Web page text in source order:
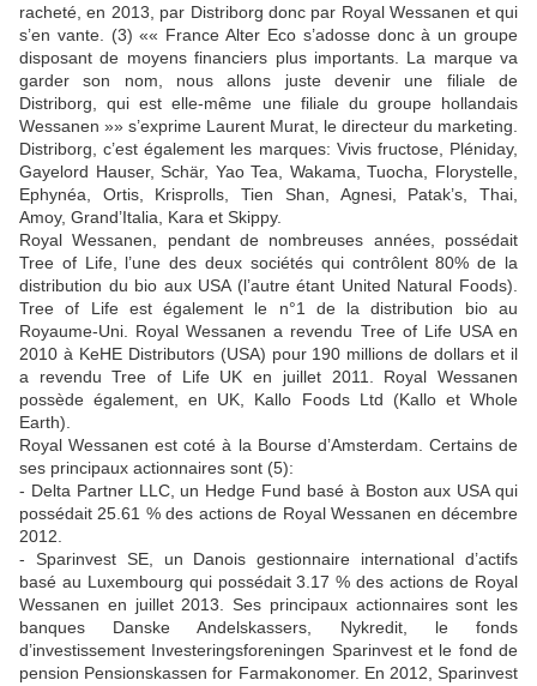
racheté, en 2013, par Distriborg donc par Royal Wessanen et qui
s’en vante. (3) « France Alter Eco s’adosse donc à un groupe
disposant de moyens financiers plus importants. La marque va
garder son nom, nous allons juste devenir une filiale de
Distriborg, qui est elle-même une filiale du groupe hollandais
Wessanen »
s’exprime Laurent Murat, le directeur du marketing.
Distriborg, c’est également les marques: Vivis fructose, Pléniday,
Gayelord Hauser, Schär, Yao Tea, Wakama, Tuocha, Florystelle,
Ephynéa, Ortis, Krisprolls, Tien Shan, Agnesi, Patak’s, Thai,
Amoy, Grand’Italia, Kara et Skippy.
Royal Wessanen, pendant de nombreuses années, possédait
Tree of Life, l’une des deux sociétés qui contrôlent 80% de la
distribution du bio aux USA (l’autre étant United Natural Foods).
Tree of Life est également le n°1 de la distribution bio au
Royaume-Uni. Royal Wessanen a revendu Tree of Life USA en
2010 à KeHE Distributors (USA) pour 190 millions de dollars et il
a revendu Tree of Life UK en juillet 2011. Royal Wessanen
possède également, en UK, Kallo Foods Ltd (Kallo et Whole
Earth).
Royal Wessanen est coté à la Bourse d’Amsterdam. Certains de
ses principaux actionnaires sont (5):
- Delta Partner LLC, un Hedge Fund basé à Boston aux USA qui
possédait 25.61 % des actions de Royal Wessanen en décembre
2012.
- Sparinvest SE, un Danois gestionnaire international d’actifs
basé au Luxembourg qui possédait 3.17 % des actions de Royal
Wessanen en juillet 2013. Ses principaux actionnaires sont les
banques Danske Andelskassers, Nykredit, le fonds
d’investissement Investeringsforeningen Sparinvest et le fond de
pension Pensionskassen for Farmakonomer. En 2012, Sparinvest